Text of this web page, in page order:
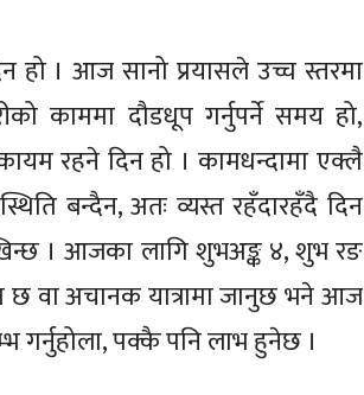
हो । आज सानो प्रयासले उच्च स्तरमा
काममा दौडधूप गर्नुपर्ने समय हो,
रहने दिन हो । कामधन्दामा एक्लै
बन्दैन, अतः व्यस्त रहँदारहँदै दिन
। आजका लागि शुभअङ्क ४, शुभ रङ
छ वा अचानक यात्रामा जानुछ भने आज
गर्नुहोला, पक्कै पनि लाभ हुनेछ ।